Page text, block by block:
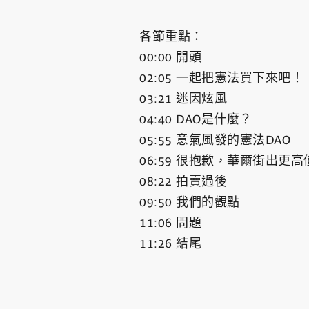
各節重點：
00:00 開頭
02:05 一起把憲法買下來吧！
03:21 迷因炫風
04:40 DAO是什麼？
05:55 意氣風發的憲法DAO
06:59 很抱歉，華爾街出更高
08:22 拍賣過後
09:50 我們的觀點
11:06 問題
11:26 結尾